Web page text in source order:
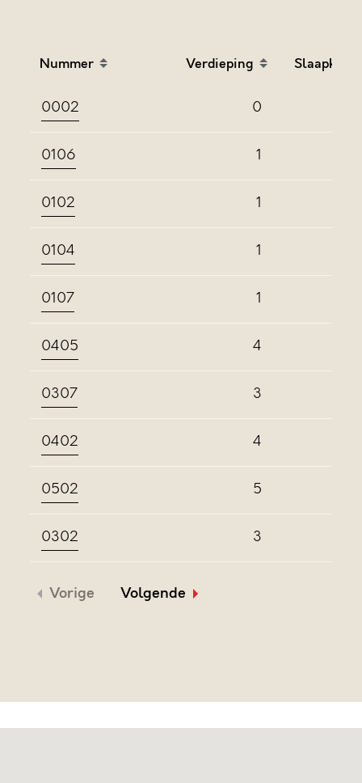
Nummer
Sort table by Nummer in descending order
Verdieping
Sort table by
0002 0
0106 1
0102 1
0104 1
0107 1
0405 4
0307 3
0402 4
0502 5
0302 3
Vorige Volgende